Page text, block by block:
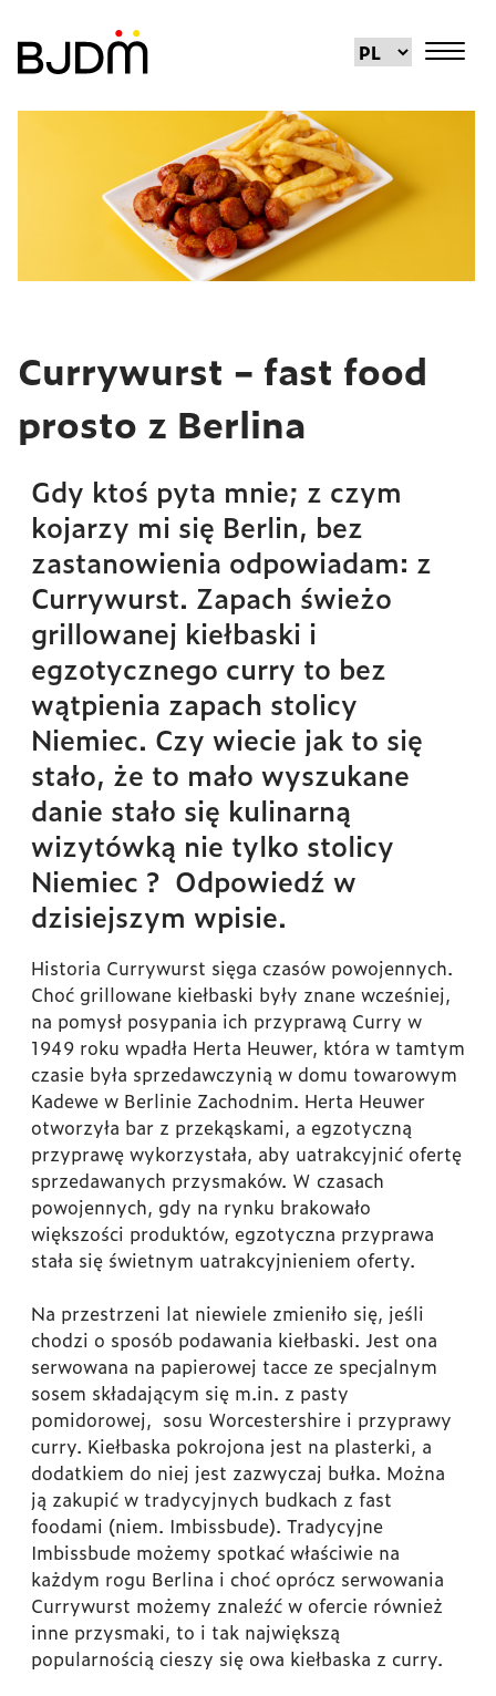
Currywurst – fast food
prosto z Berlina
Gdy ktoś pyta mnie; z czym
kojarzy mi się Berlin, bez
zastanowienia odpowiadam: z
Currywurst. Zapach świeżo
grillowanej kiełbaski i
egzotycznego curry to bez
wątpienia zapach stolicy
Niemiec. Czy wiecie jak to się
stało, że to mało wyszukane
danie stało się kulinarną
wizytówką nie tylko stolicy
Niemiec ? Odpowiedź w
dzisiejszym wpisie.
Historia Currywurst sięga czasów powojennych.
Choć grillowane kiełbaski były znane wcześniej,
na pomysł posypania ich przyprawą Curry w
1949 roku wpadła Herta Heuwer, która w tamtym
czasie była sprzedawczynią w domu towarowym
Kadewe w Berlinie Zachodnim. Herta Heuwer
otworzyła bar z przekąskami, a egzotyczną
przyprawę wykorzystała, aby uatrakcyjnić ofertę
sprzedawanych przysmaków. W czasach
powojennych, gdy na rynku brakowało
większości produktów, egzotyczna przyprawa
stała się świetnym uatrakcyjnieniem oferty.
Na przestrzeni lat niewiele zmieniło się, jeśli
chodzi o sposób podawania kiełbaski. Jest ona
serwowana na papierowej tacce ze specjalnym
sosem składającym się m.in. z pasty
pomidorowej, sosu Worcestershire i przyprawy
curry. Kiełbaska pokrojona jest na plasterki, a
dodatkiem do niej jest zazwyczaj bułka. Można
ją zakupić w tradycyjnych budkach z fast
foodami (niem. Imbissbude). Tradycyjne
Imbissbude możemy spotkać właściwie na
każdym rogu Berlina i choć oprócz serwowania
Currywurst możemy znaleźć w ofercie również
inne przysmaki, to i tak największą
popularnością cieszy się owa kiełbaska z curry.